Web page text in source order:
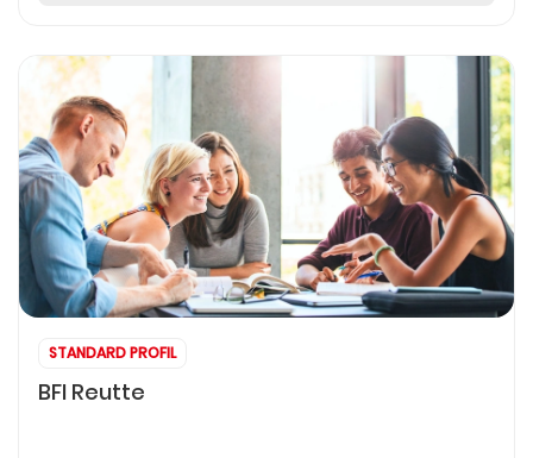
STANDARD PROFIL
BFI Reutte